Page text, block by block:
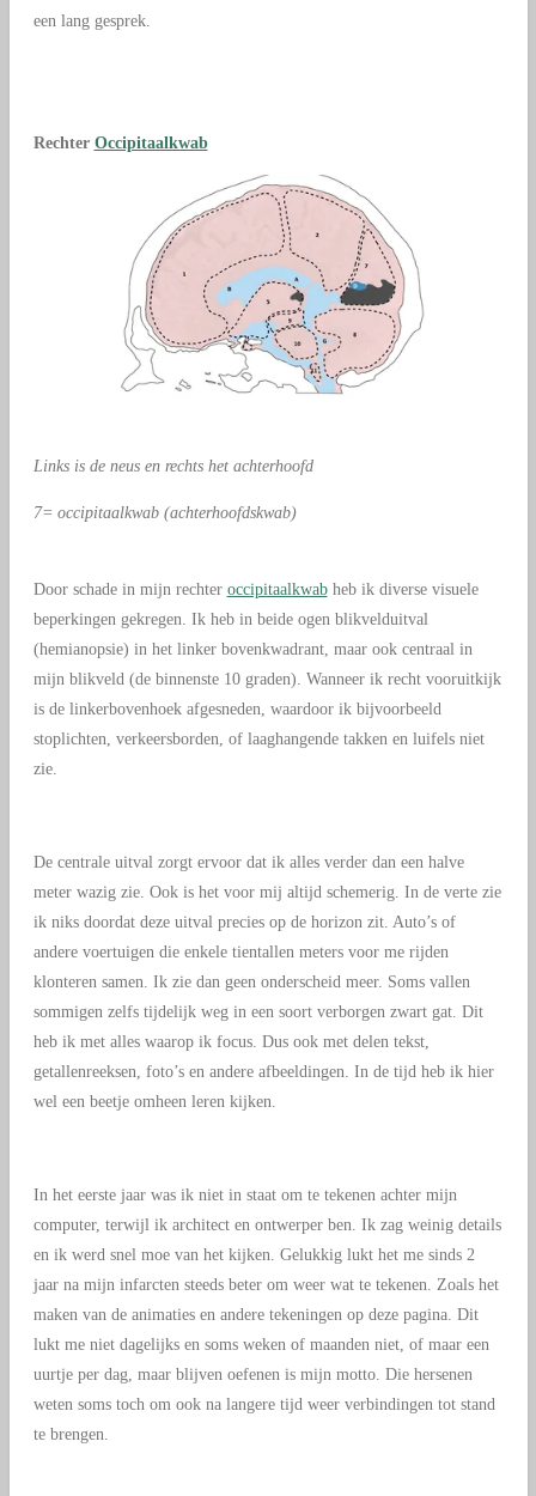
een lang gesprek.
Rechter Occipitaalkwab
Links is de neus en rechts het achterhoofd
7= occipitaalkwab (achterhoofdskwab)
Door schade in mijn rechter occipitaalkwabheb ik diverse visuele
beperkingen gekregen. Ik heb in beide ogen blikvelduitval
(hemianopsie) in het linker bovenkwadrant, maar ook centraal in
mijn blikveld (de binnenste 10 graden). Wanneer ik recht vooruitkijk
is de linkerbovenhoek afgesneden, waardoor ik bijvoorbeeld
stoplichten, verkeersborden, of laaghangende takken en luifels niet
zie.
De centrale uitval zorgt ervoor dat ik alles verder dan een halve
meter wazig zie. Ook is het voor mij altijd schemerig. In de verte zie
ik niks doordat deze uitval precies op de horizon zit. Auto’s of
andere voertuigen die enkele tientallen meters voor me rijden
klonteren samen. Ik zie dan geen onderscheid meer. Soms vallen
sommigen zelfs tijdelijk weg in een soort verborgen zwart gat. Dit
heb ik met alles waarop ik focus. Dus ook met delen tekst,
getallenreeksen, foto’s en andere afbeeldingen. In de tijd heb ik hier
wel een beetje omheen leren kijken.
In het eerste jaar was ik niet in staat om te tekenen achter mijn
computer, terwijl ik architect en ontwerper ben. Ik zag weinig details
en ik werd snel moe van het kijken. Gelukkig lukt het me sinds 2
jaar na mijn infarcten steeds beter om weer wat te tekenen. Zoals het
maken van de animaties en andere tekeningen op deze pagina. Dit
lukt me niet dagelijks en soms weken of maanden niet, of maar een
uurtje per dag, maar blijven oefenen is mijn motto. Die hersenen
weten soms toch om ook na langere tijd weer verbindingen tot stand
te brengen.